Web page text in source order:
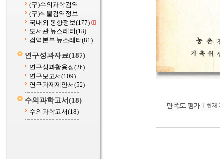
(구)수의과학검역
(구)식물검역정보
국내외 동향정보(177)
도서관 뉴스레터(18)
검역본부 뉴스레터(81)
연구성과자료(187)
연구성과활용집(26)
연구보고서(109)
연구과제제안서(52)
수의과학고서(18)
수의과학고서(18)